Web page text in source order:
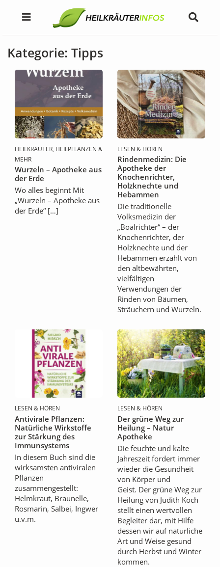
Kategorie: Tipps
HEILKRÄUTER, HEILPFLANZEN &
MEHR
Wurzeln – Apotheke aus
der Erde
Wo alles beginnt Mit
„Wurzeln – Apotheke aus
der Erde“ […]
LESEN & HÖREN
Rindenmedizin: Die
Apotheke der
Knochenrichter,
Holzknechte und
Hebammen
Die traditionelle
Volksmedizin der
„Boalrichter“ – der
Knochenrichter, der
Holzknechte und der
Hebammen erzählt von
den altbewährten,
vielfältigen
Verwendungen der
Rinden von Bäumen,
Sträuchern und Wurzeln.
LESEN & HÖREN
Antivirale Pflanzen:
Natürliche Wirkstoffe
zur Stärkung des
Immunsystems
In diesem Buch sind die
wirksamsten antiviralen
Pflanzen
zusammengestellt:
Helmkraut, Braunelle,
Rosmarin, Salbei, Ingwer
u.v.m.
LESEN & HÖREN
Der grüne Weg zur
Heilung – Natur
Apotheke
Die feuchte und kalte
Jahreszeit fordert immer
wieder die Gesundheit
von Körper und
Geist. Der grüne Weg zur
Heilung von Judith Koch
stellt einen wertvollen
Begleiter dar, mit Hilfe
dessen wir auf natürliche
Art und Weise gesund
durch Herbst und Winter
kommen.